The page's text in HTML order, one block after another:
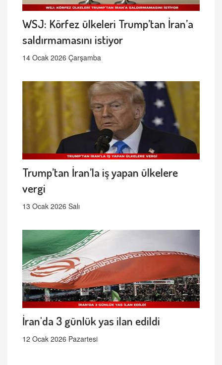
WSJ: Körfez ülkeleri Trump’tan İran’a
saldırmamasını istiyor
14 Ocak 2026 Çarşamba
Trump’tan İran’la iş yapan ülkelere
vergi
13 Ocak 2026 Salı
İran'da 3 günlük yas ilan edildi
12 Ocak 2026 Pazartesi